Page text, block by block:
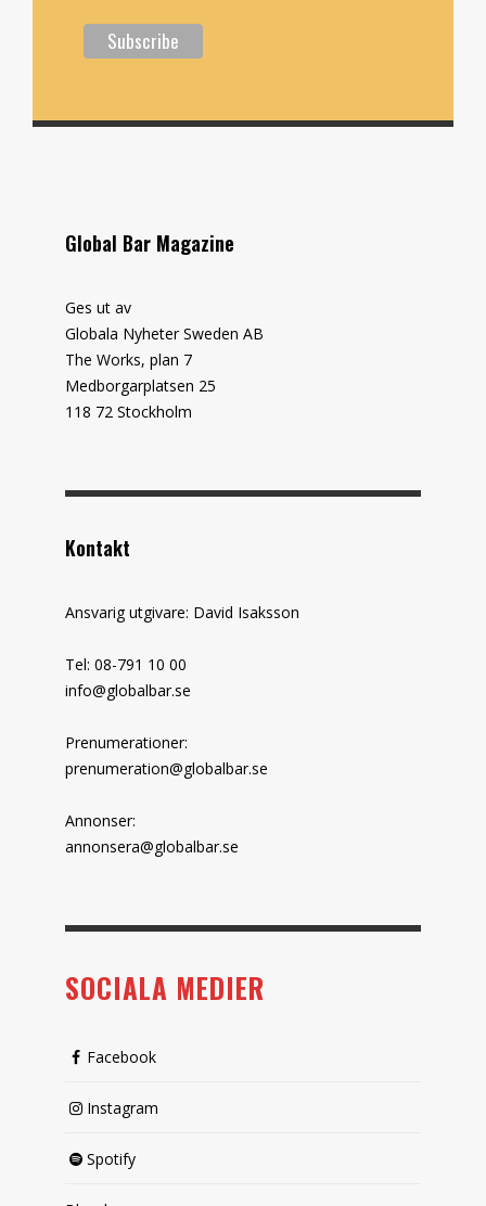
Global Bar Magazine
Ges ut av
Globala Nyheter Sweden AB
The Works, plan 7
Medborgarplatsen 25
118 72 Stockholm
Kontakt
Ansvarig utgivare: David Isaksson
Tel: 08-791 10 00
info@globalbar.se
Prenumerationer:
prenumeration@globalbar.se
Annonser:
annonsera@globalbar.se
SOCIALA MEDIER
Facebook
Instagram
Spotify